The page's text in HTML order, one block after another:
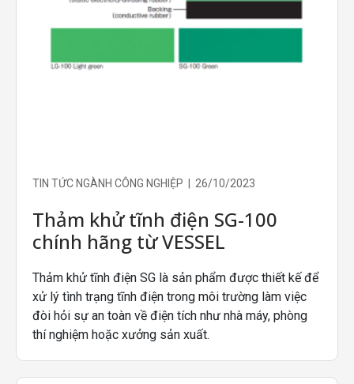
TIN TỨC NGÀNH CÔNG NGHIỆP | 26/10/2023
Thảm khử tĩnh điện SG-100
chính hãng từ VESSEL
Thảm khử tĩnh điện SG là sản phẩm được thiết kế để
xử lý tình trạng tĩnh điện trong môi trường làm việc
đòi hỏi sự an toàn về điện tích như nhà máy, phòng
thí nghiệm hoặc xưởng sản xuất.